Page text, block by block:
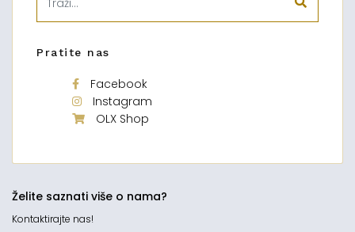
Pratite nas
Facebook
Instagram
OLX Shop
Želite saznati više o nama?
Kontaktirajte nas!